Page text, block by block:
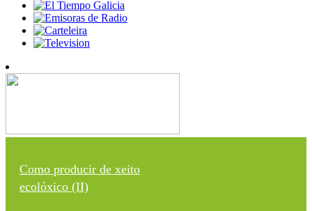
Como producir de xeito
ecolóxico (II)